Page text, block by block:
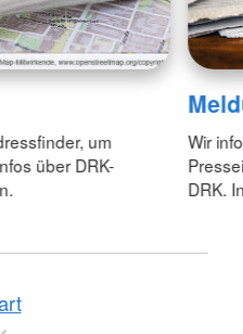
um
über DRK-
Wir
DRK.